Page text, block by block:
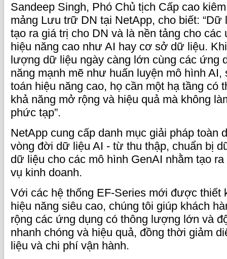
Sandeep Singh, Phó Chủ tịch Cấp cao
mảng Lưu trữ DN tại NetApp, cho biết: “Dữ
tạo ra giá trị cho DN và là nền tảng cho các
hiệu năng cao như AI hay cơ sở dữ liệu.
lượng dữ liệu ngày càng lớn cùng các ứng
năng mạnh mẽ như huấn luyện mô hình AI,
toán hiệu năng cao, họ cần một hạ tầng có
khả năng mở rộng và hiệu quả mà không
phức tạp”.
NetApp cung cấp danh mục giải pháp toàn
vòng đời dữ liệu AI - từ thu thập, chuẩn bị
dữ liệu cho các mô hình GenAI nhằm tạo
vụ kinh doanh.
Với các hệ thống EF‑Series mới được thiết
hiệu năng siêu cao, chúng tôi giúp khách
rộng các ứng dụng có thông lượng lớn và
nhanh chóng và hiệu quả, đồng thời giảm
liệu và chi phí vận hành.